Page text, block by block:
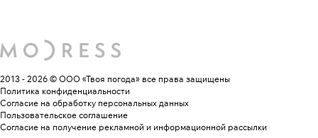
2013 - 2026 © ООО «Твоя погода» все права защищены
Политика конфиденциальности
Согласие на обработку персональных данных
Пользовательское соглашение
Согласие на получение рекламной и информационной рассылки